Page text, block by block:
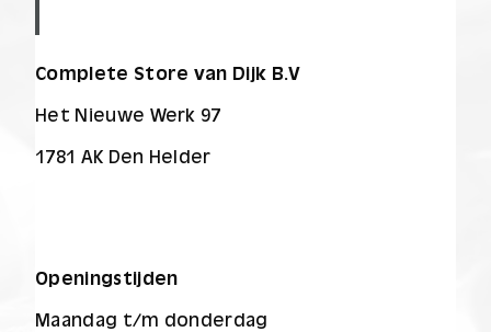
Complete Store van Dijk B.V
Het Nieuwe Werk 97
1781 AK Den Helder
Openingstijden
Maandag t/m donderdag